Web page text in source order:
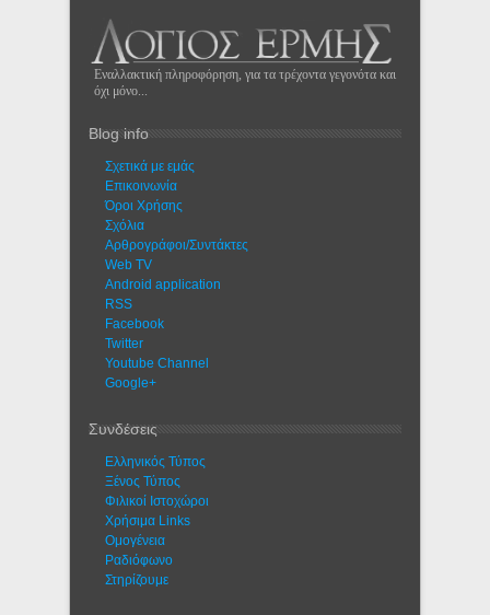
Εναλλακτική πληροφόρηση, για τα τρέχοντα γεγονότα και
όχι μόνο...
Blog info
Σχετικά με εμάς
Eπικοινωνία
Όροι Χρήσης
Σχόλια
Αρθρογράφοι/Συντάκτες
Web TV
Android application
RSS
Facebook
Twitter
Youtube Channel
Google+
Συνδέσεις
Ελληνικός Τύπος
Ξένος Τύπος
Φιλικοί Ιστοχώροι
Χρήσιμα Links
Ομογένεια
Ραδιόφωνο
Στηρίζουμε